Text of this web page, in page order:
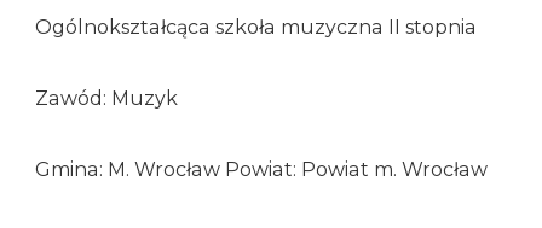
Ogólnokształcąca szkoła muzyczna II stopnia
Zawód: Muzyk
Gmina: M. Wrocław Powiat: Powiat m. Wrocław